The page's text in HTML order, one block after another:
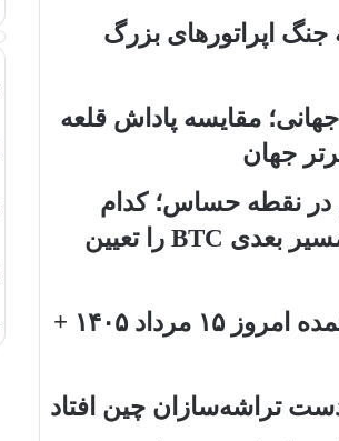
اپراتورهای بزرگ
جهانی؛ مقایسه پاداش قلعه
جهان
در نقطه حساس؛ کدام
سطوح قیمتی مسیر بعدی BTC را تعیین
قیمت سیمان عمده امروز ۱۵ مرداد ۱۴۰۵ +
تراشه‌سازان چین افتاد